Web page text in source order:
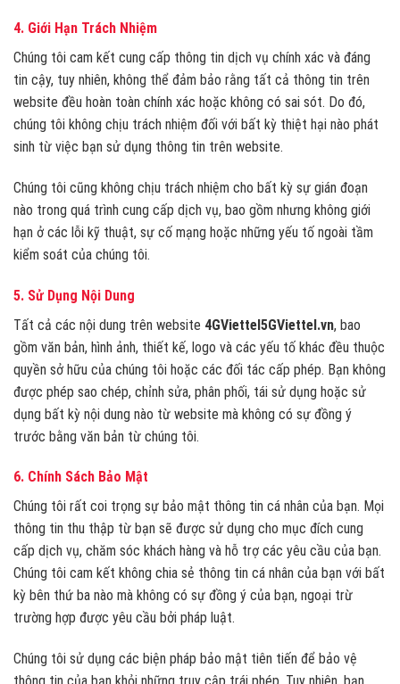
4. Giới Hạn Trách Nhiệm
Chúng tôi cam kết cung cấp thông tin dịch vụ chính xác và đáng
tin cậy, tuy nhiên, không thể đảm bảo rằng tất cả thông tin trên
website đều hoàn toàn chính xác hoặc không có sai sót. Do đó,
chúng tôi không chịu trách nhiệm đối với bất kỳ thiệt hại nào phát
sinh từ việc bạn sử dụng thông tin trên website.
Chúng tôi cũng không chịu trách nhiệm cho bất kỳ sự gián đoạn
nào trong quá trình cung cấp dịch vụ, bao gồm nhưng không giới
hạn ở các lỗi kỹ thuật, sự cố mạng hoặc những yếu tố ngoài tầm
kiểm soát của chúng tôi.
5. Sử Dụng Nội Dung
Tất cả các nội dung trên website 4GViettel5GViettel.vn, bao
gồm văn bản, hình ảnh, thiết kế, logo và các yếu tố khác đều thuộc
quyền sở hữu của chúng tôi hoặc các đối tác cấp phép. Bạn không
được phép sao chép, chỉnh sửa, phân phối, tái sử dụng hoặc sử
dụng bất kỳ nội dung nào từ website mà không có sự đồng ý
trước bằng văn bản từ chúng tôi.
6. Chính Sách Bảo Mật
Chúng tôi rất coi trọng sự bảo mật thông tin cá nhân của bạn. Mọi
thông tin thu thập từ bạn sẽ được sử dụng cho mục đích cung
cấp dịch vụ, chăm sóc khách hàng và hỗ trợ các yêu cầu của bạn.
Chúng tôi cam kết không chia sẻ thông tin cá nhân của bạn với bất
kỳ bên thứ ba nào mà không có sự đồng ý của bạn, ngoại trừ
trường hợp được yêu cầu bởi pháp luật.
Chúng tôi sử dụng các biện pháp bảo mật tiên tiến để bảo vệ